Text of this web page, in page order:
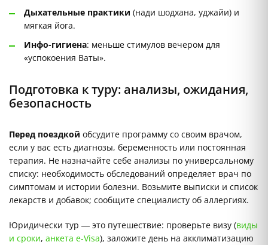
Дыхательные практики (нади шодхана, уджайи) и
мягкая йога.
Инфо-гигиена: меньше стимулов вечером для
«успокоения Ваты».
Подготовка к туру: анализы, ожидания,
безопасность
Перед поездкой обсудите программу со своим врачом,
если у вас есть диагнозы, беременность или постоянная
терапия. Не назначайте себе анализы по универсальному
списку: необходимость обследований определяет врач по
симптомам и истории болезни. Возьмите выписки и список
лекарств и добавок; сообщите специалисту об аллергиях.
Юридически тур — это путешествие: проверьте визу (виды
и сроки, анкета e-Visa), заложите день на акклиматизацию